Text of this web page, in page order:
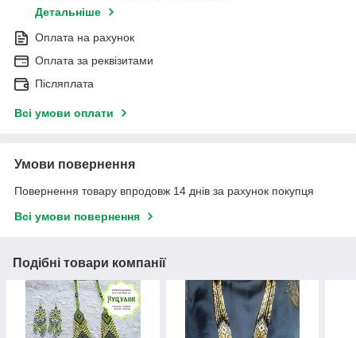
Детальніше
Оплата на рахунок
Оплата за реквізитами
Післяплата
Всі умови оплати
Умови повернення
Повернення товару впродовж 14 днів за рахунок покупця
Всі умови повернення
Подібні товари компанії